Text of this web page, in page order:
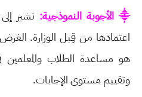
⸎ الأجوبة النموذجية: تشير
اعتمادها من قِبل الوزارة.
هو مساعدة الطلاب
وتقييم مستوى الإجابات.